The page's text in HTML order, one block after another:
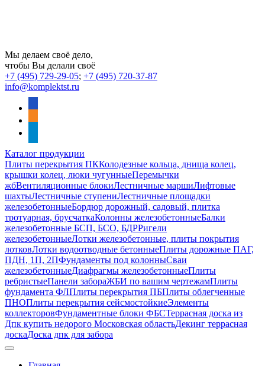
Мы делаем своё дело,
чтобы Вы делали своё
+7 (495) 729-29-05; +7 (495) 720-37-87
info@komplektst.ru
Каталог продукции
Плиты перекрытия ПККолодезные кольца, днища колец,
крышки колец, люки чугунныеПеремычки
жбВентиляционные блокиЛестничные маршиЛифтовые
шахтыЛестничные ступениЛестничные площадки
железобетонныеБордюр дорожный, садовый, плитка
тротуарная, брусчаткаКолонны железобетонныеБалки
железобетонные БСП, БСО, БДРРигели
железобетонныеЛотки железобетонные, плиты покрытия
лотковЛотки водоотводные бетонныеПлиты дорожные ПАГ,
ПДН, 1П, 2ПФундаменты под колонныСваи
железобетонныеДиафрагмы железобетонныеПлиты
ребристыеПанели забораЖБИ по вашим чертежамПлиты
фундамента ФЛПлиты перекрытия ПБПлиты облегченные
ПНОПлиты перекрытия сейсмостойкиеЭлементы
коллекторовФундаментные блоки ФБСТеррасная доска из
Дпк купить недорого Московская областьДекинг террасная
доскаДоска дпк для забора